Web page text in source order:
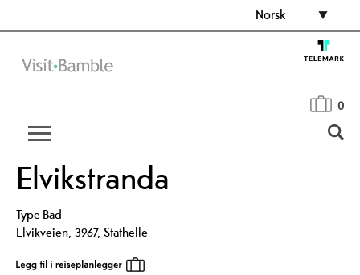
Norsk
0
Elvikstranda
TypeBad
Elvikveien, 3967, Stathelle